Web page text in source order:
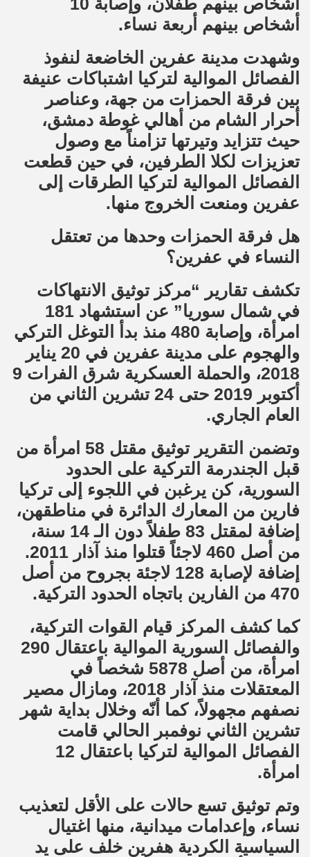
أشخاص بينهم أربعة نساء.
وشهدت مدينة عفرين الخاضعة لنفوذ
الفصائل الموالية لتركيا اشتباكات عنيفة
بين فرقة الحمزات من جهة، وعناصر
أحرار الشام من أهالي غوطة دمشق،
حيث تتزايد وتيرتها تزامناً مع وصول
تعزيزات لكلا الطرفين، في حين قطعت
الفصائل الموالية لتركيا الطرقات إلى
عفرين ومنعت الخروج منها.
هل فرقة الحمزات وحدها من تعتقل
النساء في عفرين؟
تكشف تقارير “مركز توثيق الانتهاكات
في شمال سوريا” عن استشهاد 181
امرأة، وإصابة 480 منذ بدأ التوغل التركي
والهجوم على مدينة عفرين في 20 يناير
2018، والحملة العسكرية شرق الفرات 9
أكتوبر 2019 حتى 24 تشرين الثاني من
العام الجاري.
وتضمن التقرير توثيق مقتل 58 امرأة من
قبل الجندرمة التركية على الحدود
السورية، كن يرغبن في اللجوء إلى تركيا
فارين من المعارك الدائرة في مناطقهن،
إضافة لمقتل 83 طفلاً دون الـ 14 سنة،
من أصل 460 لاجئاً قتلوا منذ آذار 2011.
إضافة لإصابة 128 لاجئة بجروح من أصل
470 من الفارين باتجاه الحدود التركية.
كما كشف المركز قيام القوات التركية،
والفصائل السورية الموالية باعتقال 290
امرأة، من أصل 5878 شخصاً في
المعتقلات منذ آذار 2018، ومازال مصير
نصفهم مجهولاً، كما أنّه وخلال بداية شهر
تشرين الثاني نوفمبر الحالي قامت
الفصائل الموالية لتركيا باعتقال 12
امرأة.
وتم توثيق تسع حالات على الأقل لتعذيب
نساء، وإعدامات ميدانية، منها اغتيال
السياسية الكردية هفرين خلف على يد